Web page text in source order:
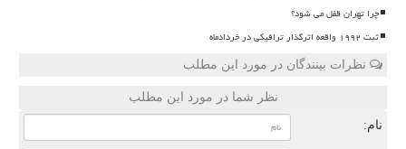
چرا تهران قفل می شود؟
ثبت ۱۹۹۲ واقعه اثرگذار ترافیکی در خردادماه
نظرات بینندگان در مورد این مطلب
نظر شما در مورد این مطلب
نام: